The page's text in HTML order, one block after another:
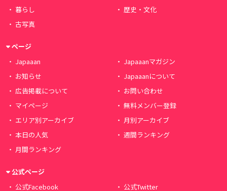
暮らし
歴史・文化
古写真
ページ
Japaaan
Japaaanマガジン
お知らせ
Japaaanについて
広告掲載について
お問い合わせ
マイページ
無料メンバー登録
エリア別アーカイブ
月別アーカイブ
本日の人気
週間ランキング
月間ランキング
公式ページ
公式Facebook
公式Twitter